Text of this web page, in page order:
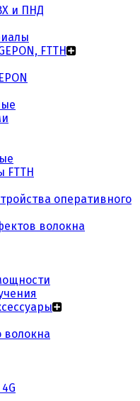
и ПНД
FTTH
FTTH
оперативного
волокна
волокна